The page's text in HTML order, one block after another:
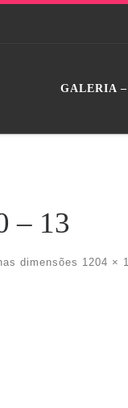
GALERIA
– 13
dimensões 1204 ×